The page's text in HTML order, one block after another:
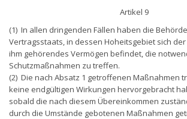
Artikel 9
(1) In allen dringenden Fällen haben die
Vertragsstaats, in dessen Hoheitsgebiet sich
ihm gehörendes Vermögen befindet, die
Schutzmaßnahmen zu treffen.
(2) Die nach Absatz 1 getroffenen Maßnahmen
keine endgültigen Wirkungen hervorgebracht
sobald die nach diesem Übereinkommen
durch die Umstände gebotenen Maßnahmen